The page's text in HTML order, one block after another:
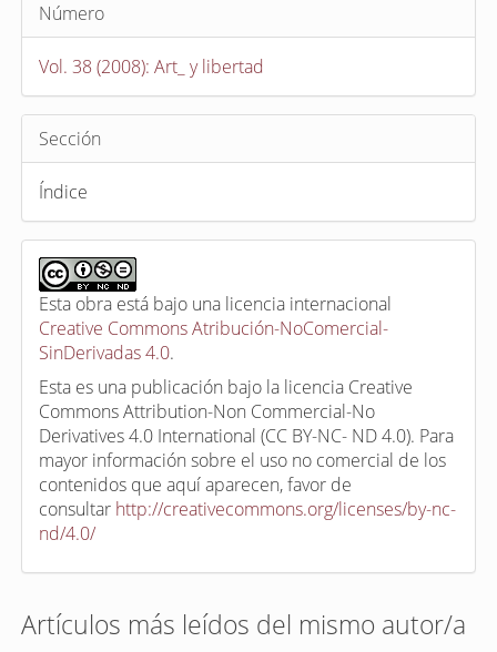
Número
Vol. 38 (2008): Art_ y libertad
Sección
Índice
Esta obra está bajo una licencia internacional
Creative Commons Atribución-NoComercial-
SinDerivadas 4.0.
Esta es una publicación bajo la licencia Creative
Commons Attribution-Non Commercial-No
Derivatives 4.0 International (CC BY-NC- ND 4.0). Para
mayor información sobre el uso no comercial de los
contenidos que aquí aparecen, favor de
consultar http://creativecommons.org/licenses/by-nc-
nd/4.0/
Artículos más leídos del mismo autor/a